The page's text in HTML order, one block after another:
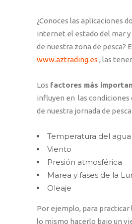
¿Conoces las aplicaciones
internet el estado del mar
de nuestra zona de pesca?
www.aztrading.es , las
Los factores más
influyen en las condiciones
de nuestra jornada de pesca
Temperatura del agua
Viento
Presión atmosférica
Marea y fases de la
Oleaje
Por ejemplo, para practicar
lo mismo hacerlo bajo un